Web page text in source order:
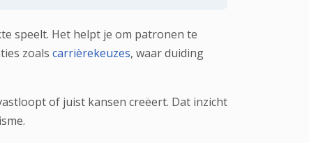
speelt. Het helpt je om patronen te
zoals carrièrekeuzes, waar duiding
of juist kansen creëert. Dat inzicht